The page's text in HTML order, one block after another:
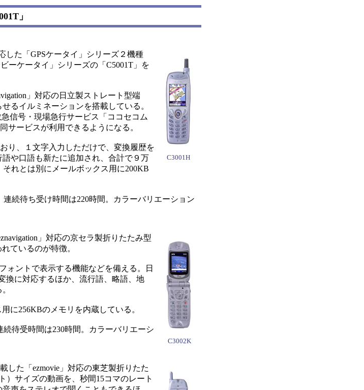
」
C3001H
た「GPSケータイ」シリーズ２機種
ーケータイ」シリーズの「C5001T」を
」対応の日立製ストレート型端
るイルミネーションを搭載している。
信号・現場急行サービス「ココセコム
サービスが利用できるようになる。
り、１文字入力しただけで、変換履歴を
や口語も新たに追加され、合計で９万
れとは別にメールボックス用に200KB
続待ち受け時間は220時間。カラーバリエーション
C3002K
」対応の京セラ製折りたたみ型
ているのが特徴。
ォントで表示する機能などを備える。日
換に対応するほか、流行語、略語、地
に256KBのメモリを内蔵している。
待受時間は230時間。カラーバリエーシ
した「ezmovie」対応の東芝製折りたた
）サイズの動画を、秒間15コマのレート